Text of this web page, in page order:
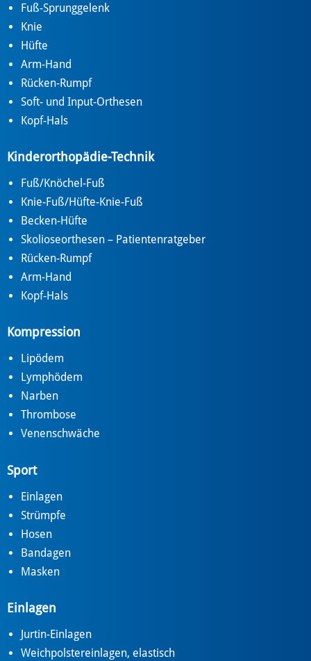
Fuß-Sprunggelenk
Knie
Hüfte
Arm-Hand
Rücken-Rumpf
Soft- und Input-Orthesen
Kopf-Hals
Kinderorthopädie-Technik
Fuß/Knöchel-Fuß
Knie-Fuß/Hüfte-Knie-Fuß
Becken-Hüfte
Skolioseorthesen – Patientenratgeber
Rücken-Rumpf
Arm-Hand
Kopf-Hals
Kompression
Lipödem
Lymphödem
Narben
Thrombose
Venenschwäche
Sport
Einlagen
Strümpfe
Hosen
Bandagen
Masken
Einlagen
Jurtin-Einlagen
Weichpolstereinlagen, elastisch